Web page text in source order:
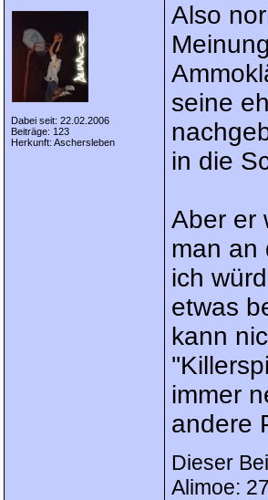
Dabei seit: 22.02.2006
Beiträge: 123
Herkunft: Aschersleben
Also
seine
in die
Aber er
man an
ich
etwas
kann
immer
andere
Dieser
Alimoe: